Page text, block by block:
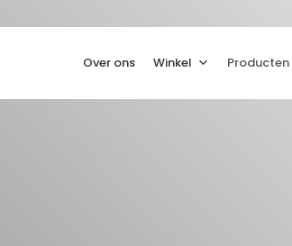
Over ons Winkel Producten